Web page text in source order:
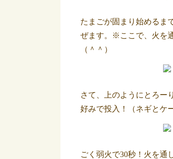
たまごが固まり始めるま
ぜます。※ここで、火を
（＾＾）
さて、上のようにとろー
好みで投入！（ネギとケ
ごく弱火で30秒！火を通